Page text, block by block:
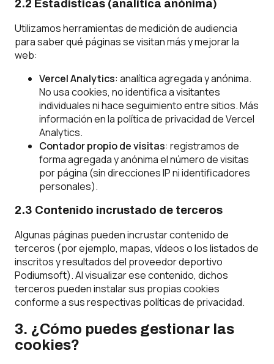
2.2 Estadísticas (analítica anónima)
Utilizamos herramientas de medición de audiencia
para saber qué páginas se visitan más y mejorar la
web:
Vercel Analytics: analítica agregada y anónima.
No usa cookies, no identifica a visitantes
individuales ni hace seguimiento entre sitios. Más
información en la política de privacidad de Vercel
Analytics.
Contador propio de visitas: registramos de
forma agregada y anónima el número de visitas
por página (sin direcciones IP ni identificadores
personales).
2.3 Contenido incrustado de terceros
Algunas páginas pueden incrustar contenido de
terceros (por ejemplo, mapas, vídeos o los listados de
inscritos y resultados del proveedor deportivo
Podiumsoft). Al visualizar ese contenido, dichos
terceros pueden instalar sus propias cookies
conforme a sus respectivas políticas de privacidad.
3. ¿Cómo puedes gestionar las
cookies?